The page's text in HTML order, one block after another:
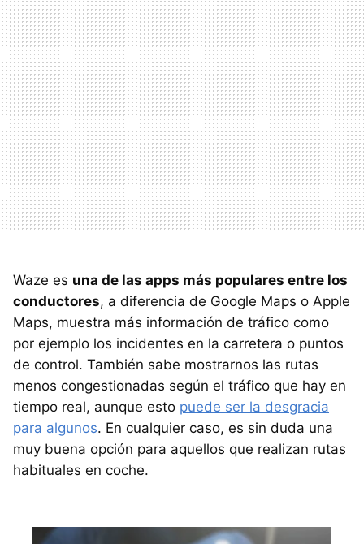
Waze es una de las apps más populares entre los
conductores, a diferencia de Google Maps o Apple
Maps, muestra más información de tráfico como
por ejemplo los incidentes en la carretera o puntos
de control. También sabe mostrarnos las rutas
menos congestionadas según el tráfico que hay en
tiempo real, aunque esto puede ser la desgracia
para algunos. En cualquier caso, es sin duda una
muy buena opción para aquellos que realizan rutas
habituales en coche.